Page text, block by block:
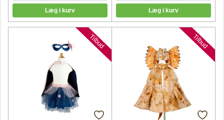
Tilbud Tilbud